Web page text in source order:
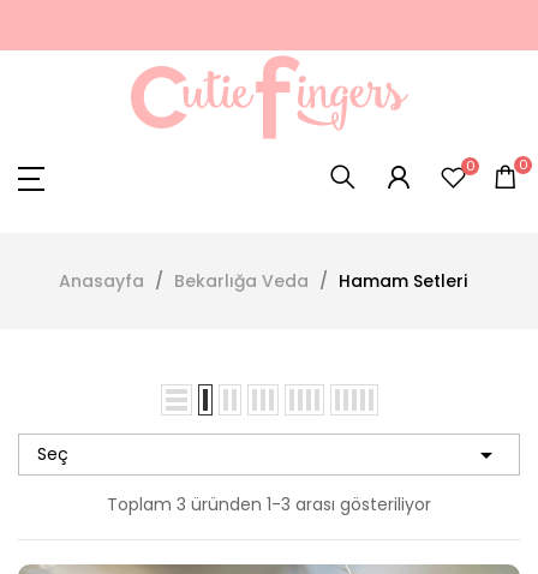
0 0
Anasayfa Bekarlığa Veda Hamam Setleri
Seç 
Toplam 3 üründen 1-3 arası gösteriliyor